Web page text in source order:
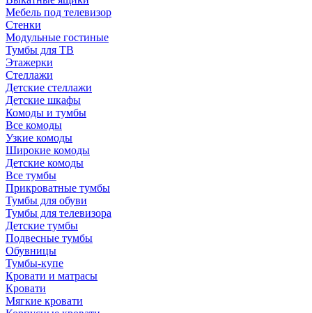
Мебель под телевизор
Стенки
Модульные гостиные
Тумбы для ТВ
Этажерки
Стеллажи
Детские стеллажи
Детские шкафы
Комоды и тумбы
Все комоды
Узкие комоды
Широкие комоды
Детские комоды
Все тумбы
Прикроватные тумбы
Тумбы для обуви
Тумбы для телевизора
Детские тумбы
Подвесные тумбы
Обувницы
Тумбы-купе
Кровати и матрасы
Кровати
Мягкие кровати